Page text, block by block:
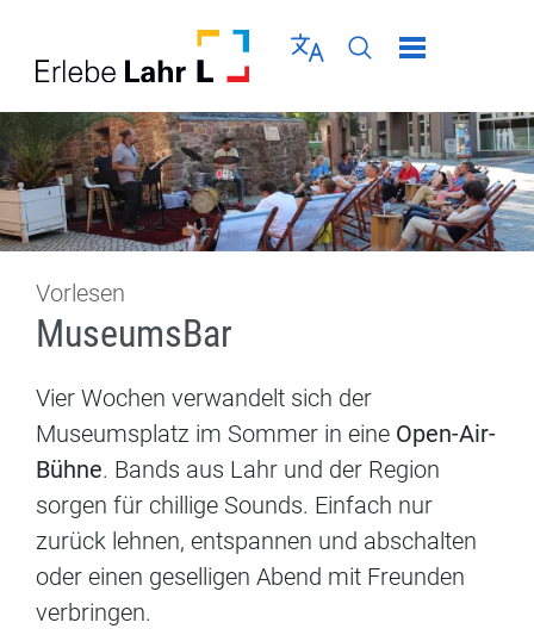
Sprache wählen
Seiten-Suche
Menü schließen
Vorlesen
MuseumsBar
Vier Wochen verwandelt sich der
Museumsplatz im Sommer in eine Open-Air-
Bühne. Bands aus Lahr und der Region
sorgen für chillige Sounds. Einfach nur
zurück lehnen, entspannen und abschalten
oder einen geselligen Abend mit Freunden
verbringen.